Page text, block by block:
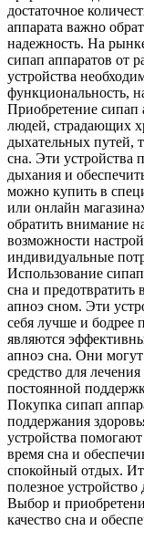
достаточное
аппарата важно
надежность. На
сипап аппаратов от
устройства
функциональность,
Приобретение сипап
людей, страдающих
дыхательных путей,
сна. Эти устройства
дыхания и
можно купить в
или онлайн
обратить внимание
возможности
индивидуальные
Использование
сна и
апноэ сном. Эти
себя лучше и бодрее
являются
апноэ сна. Они
средство для
постоянной
Покупка сипап
поддержания
устройства
время сна и
спокойный отдых.
полезное устройство
Выбор и
качество сна и